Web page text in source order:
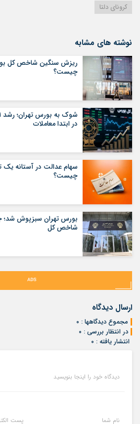
کرونای دلتا
نوشته های مشابه
ریزش سنگین شاخص کل
چیست؟
در ابتدا معاملات
سهام عدالت در آستانه یک
چیست؟
شاخص کل
ارسال دیدگاه
مجموع دیدگاهها : ۰
در انتظار بررسی : ۰
انتشار یافته : ۰
دیدگاه خود را اینجا بنویسید
نام شما پست